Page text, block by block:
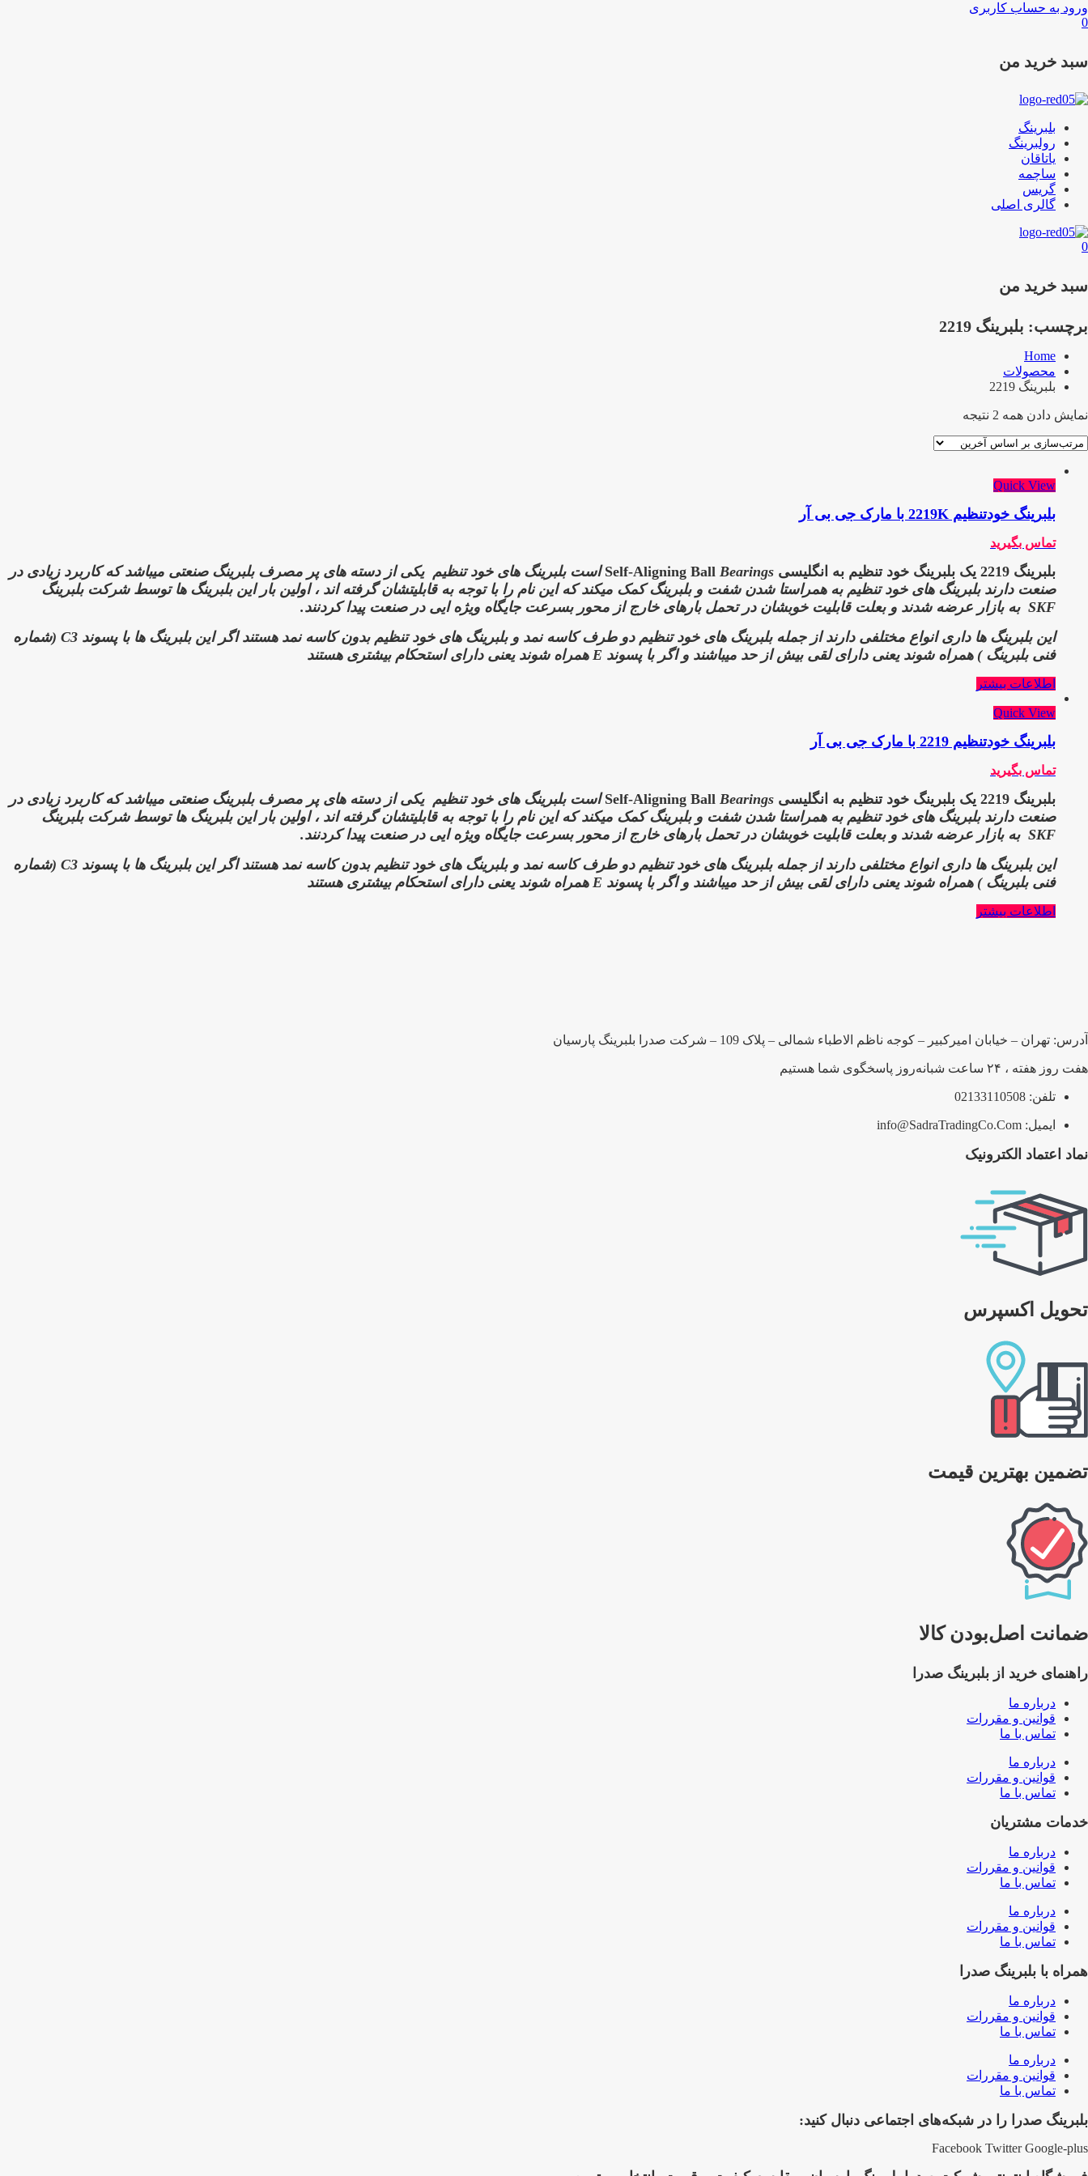
ورود به حساب کاربری
0
سبد خرید من
بلبرینگ
رولبرینگ
یاتاقان
ساچمه
گریس
گالری اصلی
0
سبد خرید من
برچسب: بلبرینگ 2219
Home
محصولات
بلبرینگ 2219
نمایش دادن همه 2 نتیجه
Quick View
بلبرینگ خودتنظیم 2219K با مارک جی بی آر
تماس بگیرید
بلبرینگ 2219 یک بلبرینگ خود تنظیم به انگلیسی Self-Aligning Ball Bearings است بلبرینگ های خود تنظیم
یکی از دسته های پر مصرف بلبرینگ صنعتی میباشد که کاربرد زیادی در
صنعت دارندبلبرینگ های خود تنظیم به همراستا شدن شفت و بلبرینگ کمک میکند که این نام را با توجه به قابلیتشان گرفته اند ،اولین بار این بلبرینگ ها توسط شرکت بلبرینگ
SKF به بازار عرضه شدند و بعلت قابلیت خوبشان در تحمل بارهای خارج از محور بسرعت جایگاه ویژه ایی در صنعت پیدا کردنند.
این بلبرینگ ها داری انواع مختلفی دارند از جمله بلبرینگ های خود تنظیم دو طرف کاسه نمد و بلبرینگ های خود تنظیم بدون کاسه نمد هستند اگر این بلبرینگ ها با پسوند
C3 (شماره
فنی بلبرینگ ) همراه شوند یعنی دارای لقی بیش از حد میباشند و اگر با پسوند E همراه شوند یعنی دارای استحکام بیشتری هستند
اطلاعات بیشتر
Quick View
بلبرینگ خودتنظیم 2219 با مارک جی بی آر
تماس بگیرید
بلبرینگ 2219 یک بلبرینگ خود تنظیم به انگلیسی Self-Aligning Ball Bearings است بلبرینگ های خود تنظیم
یکی از دسته های پر مصرف بلبرینگ صنعتی میباشد که کاربرد زیادی در
صنعت دارندبلبرینگ های خود تنظیم به همراستا شدن شفت و بلبرینگ کمک میکند که این نام را با توجه به قابلیتشان گرفته اند ،اولین بار این بلبرینگ ها توسط شرکت بلبرینگ
SKF به بازار عرضه شدند و بعلت قابلیت خوبشان در تحمل بارهای خارج از محور بسرعت جایگاه ویژه ایی در صنعت پیدا کردنند.
این بلبرینگ ها داری انواع مختلفی دارند از جمله بلبرینگ های خود تنظیم دو طرف کاسه نمد و بلبرینگ های خود تنظیم بدون کاسه نمد هستند اگر این بلبرینگ ها با پسوند
C3 (شماره
فنی بلبرینگ ) همراه شوند یعنی دارای لقی بیش از حد میباشند و اگر با پسوند E همراه شوند یعنی دارای استحکام بیشتری هستند
اطلاعات بیشتر
آدرس: تهران – خیابان امیرکبیر – کوجه ناظم الاطباء شمالی – پلاک 109 – شرکت صدرا بلبرینگ پارسیان
هفت روز هفته ، ۲۴ ساعت شبانه‌روز پاسخگوی شما هستیم
تلفن: 02133110508
ایمیل: info@SadraTradingCo.Com
نماد اعتماد الکترونیک
تحویل اکسپرس
تضمین بهترین قیمت
ضمانت اصل‌بودن کالا
راهنمای خرید از بلبرینگ صدرا
درباره ما
قوانین و مقررات
تماس با ما
درباره ما
قوانین و مقررات
تماس با ما
خدمات مشتریان
درباره ما
قوانین و مقررات
تماس با ما
درباره ما
قوانین و مقررات
تماس با ما
همراه با بلبرینگ صدرا
درباره ما
قوانین و مقررات
تماس با ما
درباره ما
قوانین و مقررات
تماس با ما
بلبرینگ صدرا را در شبکه‌های اجتماعی دنبال کنید:
Facebook Twitter Google-plus